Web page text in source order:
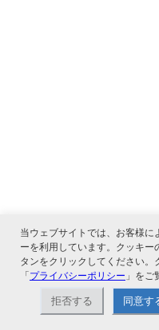
当ウェブサイトでは、お客様
ーを利用しています。クッキ
タンをクリックしてください
「プライバシーポリシー 」をご
拒否する 同意す